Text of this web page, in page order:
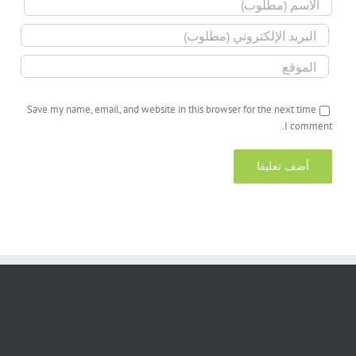
Save my name, email, and website in this browser for the next time
I comment.